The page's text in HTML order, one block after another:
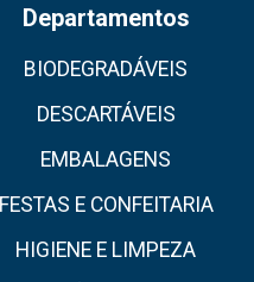
Departamentos
BIODEGRADÁVEIS
DESCARTÁVEIS
EMBALAGENS
FESTAS E CONFEITARIA
HIGIENE E LIMPEZA